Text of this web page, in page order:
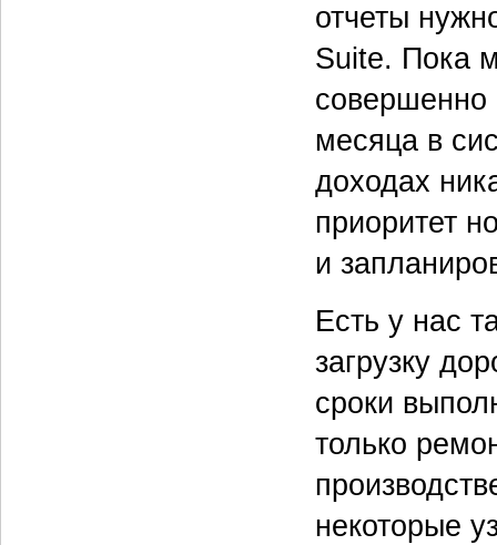
отчеты
Suite. Пока
совершенно
месяца в
доходах
приоритет
и
Есть у нас
загрузку
сроки
только
некоторые